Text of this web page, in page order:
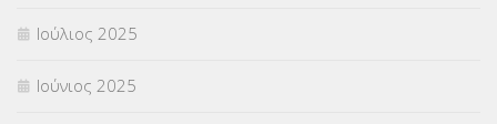
Ιούλιος 2025
Ιούνιος 2025